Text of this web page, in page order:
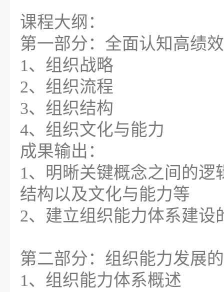
课程大纲：
第一部分：全面认知高绩
1、组织战略
2、组织流程
3、组织结构
4、组织文化与能力
成果输出：
1、明晰关键概念之间的
结构以及文化与能力等
2、建立组织能力体系建设
第二部分：组织能力发展
1、组织能力体系概述